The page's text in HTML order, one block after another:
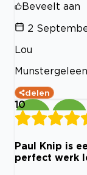
Beveelt aan
2
Lou
Munstergeleen
delen
10
Paul Knip is
perfect werk